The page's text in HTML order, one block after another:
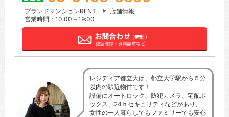
ブランドマンションRENT
店舗情報
営業時間：10:00～19:00
レジディア都立大は、都立大学駅から５分
以内の駅近物件です！
設備にオートロック、防犯カメラ、宅配ボ
ックス、24ｈセキュリティなどがあり、
女性の一人暮らしでもファミリーでも安心